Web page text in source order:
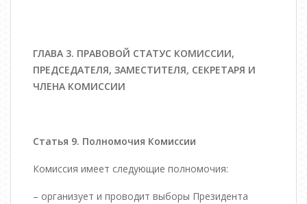
ГЛАВА 3. ПРАВОВОЙ СТАТУС КОМИССИИ,
ПРЕДСЕДАТЕЛЯ, ЗАМЕСТИТЕЛЯ, СЕКРЕТАРЯ И
ЧЛЕНА КОМИССИИ
Статья 9. Полномочия Комиссии
Комиссия имеет следующие полномочия:
– организует и проводит выборы Президента